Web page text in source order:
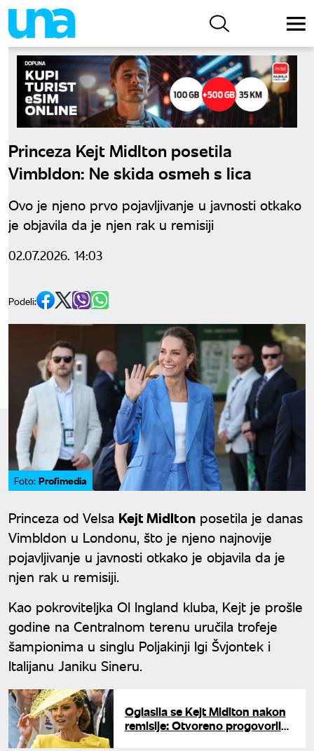
Princeza Kejt Midlton posetila
Vimbldon: Ne skida osmeh s lica
Ovo je njeno prvo pojavljivanje u javnosti otkako
je objavila da je njen rak u remisiji
02.07.2026. 14:03
Podeli:
Foto: Profimedia
Princeza od Velsa Kejt Midlton posetila je danas
Vimbldon u Londonu, što je njeno najnovije
pojavljivanje u javnosti otkako je objavila da je
njen rak u remisiji.
Kao pokroviteljka Ol Ingland kluba, Kejt je prošle
godine na Centralnom terenu uručila trofeje
šampionima u singlu Poljakinji Igi Švjontek i
Italijanu Janiku Sineru.
Oglasila se Kejt Midlton nakon
remisije: Otvoreno progovorila